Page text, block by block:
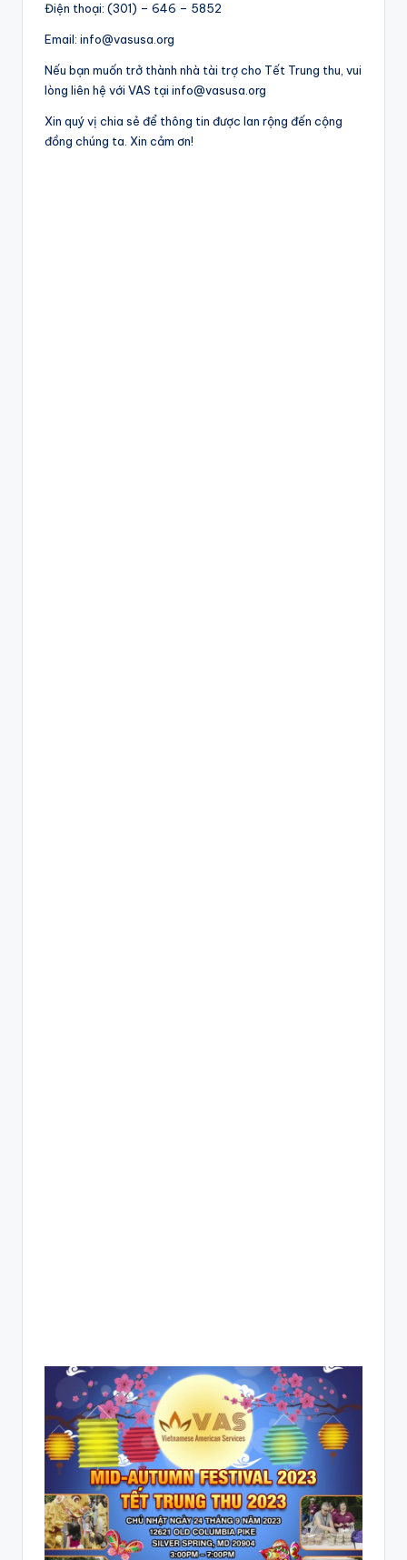
Điện thoại: (301) – 646 – 5852
Email: info@vasusa.org
Nếu bạn muốn trở thành nhà tài trợ cho Tết Trung thu, vui
lòng liên hệ với VAS tại info@vasusa.org
Xin quý vị chia sẻ để thông tin được lan rộng đến cộng
đồng chúng ta. Xin cảm ơn!